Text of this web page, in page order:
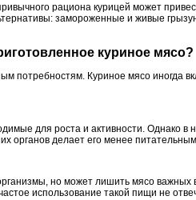
рациона курицей может
замороженные и живые
куриное мясо?
потребностям. Куриное мясо иногда
для роста и активности. Однако в
органов делает его менее
но может лишить мясо
использование такой пищи не